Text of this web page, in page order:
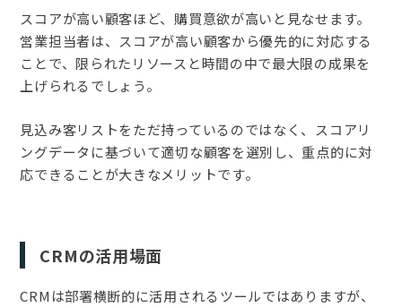
スコアが高い顧客ほど、購買意欲が高いと見なせます。
営業担当者は、スコアが高い顧客から優先的に対応する
ことで、限られたリソースと時間の中で最大限の成果を
上げられるでしょう。
見込み客リストをただ持っているのではなく、スコアリ
ングデータに基づいて適切な顧客を選別し、重点的に対
応できることが大きなメリットです。
CRMの活用場面
CRMは部署横断的に活用されるツールではありますが、